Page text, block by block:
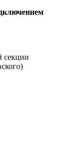
секции